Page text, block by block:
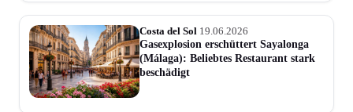
Costa del Sol 19.06.2026
Gasexplosion erschüttert Sayalonga
(Málaga): Beliebtes Restaurant stark
beschädigt